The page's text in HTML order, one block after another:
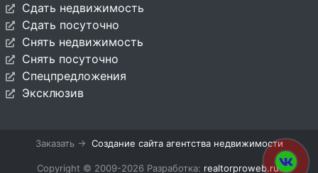
Сдать недвижимость
Сдать посуточно
Снять недвижимость
Снять посуточно
Спецпредложения
Эксклюзив
Заказать → Создание сайта агентства недвижимости
Copyright © 2009-2026 Разработка: realtorproweb.ru.